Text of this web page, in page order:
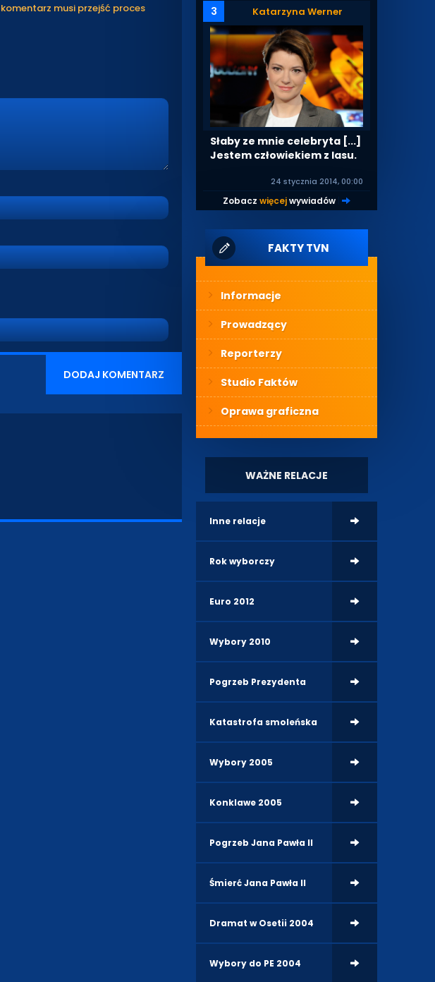
musi przejść proces
DODAJ KOMENTARZ
3 Katarzyna Werner
Słaby ze mnie celebryta [...]
Jestem człowiekiem z lasu.
24 stycznia 2014, 00:00
Zobaczwięcejwywiadów |
FAKTY TVN
Informacje
Prowadzący
Reporterzy
Studio Faktów
Oprawa graficzna
WAŻNE RELACJE
Inne relacje
Rok wyborczy
Euro 2012
Wybory 2010
Pogrzeb Prezydenta
Katastrofa smoleńska
Wybory 2005
Konklawe 2005
Pogrzeb Jana Pawła II
Śmierć Jana Pawła II
Dramat w Osetii 2004
Wybory do PE 2004